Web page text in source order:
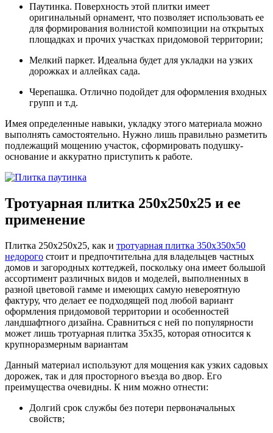
Паутинка. Поверхность этой плитки имеет
оригинальный орнамент, что позволяет использовать ее
для формирования волнистой композиции на открытых
площадках и прочих участках придомовой территории;
Мелкий паркет. Идеальна будет для укладки на узких
дорожках и аллейках сада.
Черепашка. Отлично подойдет для оформления входных
групп и т.д.
Имея определенные навыки, укладку этого материала можно
выполнять самостоятельно. Нужно лишь правильно разметить
подлежащий мощению участок, сформировать подушку-
основание и аккуратно приступить к работе.
Тротуарная плитка 250х250х25 и ее
применение
Плитка 250х250х25, как и тротуарная плитка 350х350х50
недорого стоит и предпочтительна для владельцев частных
домов и загородных коттеджей, поскольку она имеет большой
ассортимент различных видов и моделей, выполненных в
разной цветовой гамме и имеющих самую невероятную
фактуру, что делает ее подходящей под любой вариант
оформления придомовой территории и особенностей
ландшафтного дизайна. Сравниться с ней по популярности
может лишь тротуарная плитка 35х35, которая относится к
крупноразмерным вариантам
Данный материал используют для мощения как узких садовых
дорожек, так и для просторного въезда во двор. Его
преимущества очевидны. К ним можно отнести:
Долгий срок службы без потери первоначальных
свойств;